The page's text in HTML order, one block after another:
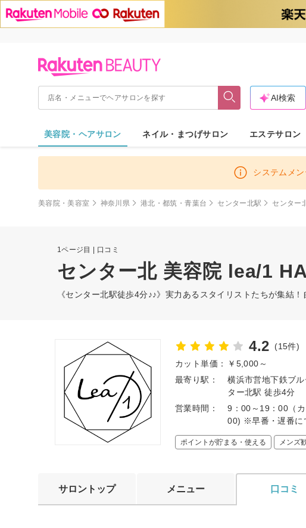
AI検索
美容院・ヘアサロン ネイル・まつげサロン エステサロン
システムメ
美容院・美容室 神奈川県 港北・都筑・青葉台 センター北駅 センター
1ページ目 | 口コミ
センター北 美容院 lea/1
《センター北駅徒歩4分♪♪》実力あるスタイリストたちが集結
4.2 (15件)
カット単価：
￥5,000～
最寄り駅：
横浜市営地下鉄ブ
ター北駅 徒歩4分
営業時間：
9：00～19：00（
00) ※早番・遅番に
ポイントが貯まる・使える メンズ
サロントップ メニュー 口コミ